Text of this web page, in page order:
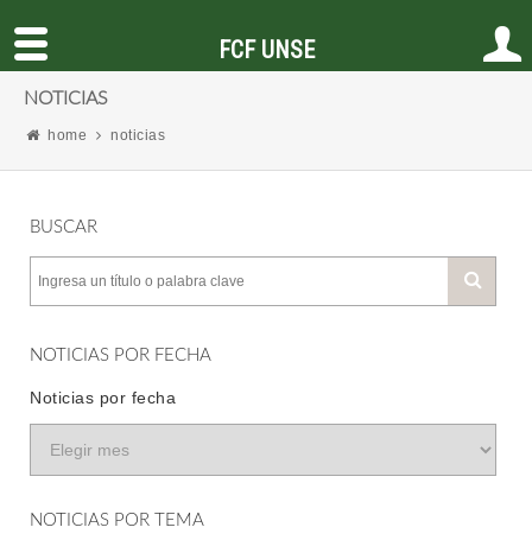
NOTICIAS
home noticias
BUSCAR
NOTICIAS POR FECHA
Noticias por fecha
NOTICIAS POR TEMA
FCF UNSE